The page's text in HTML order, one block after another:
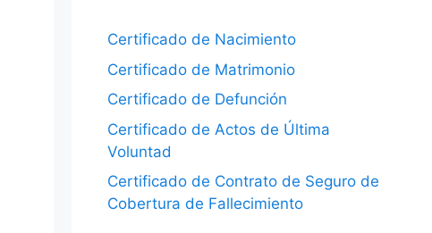
Certificado de Nacimiento
Certificado de Matrimonio
Certificado de Defunción
Certificado de Actos de Última
Voluntad
Certificado de Contrato de Seguro de
Cobertura de Fallecimiento